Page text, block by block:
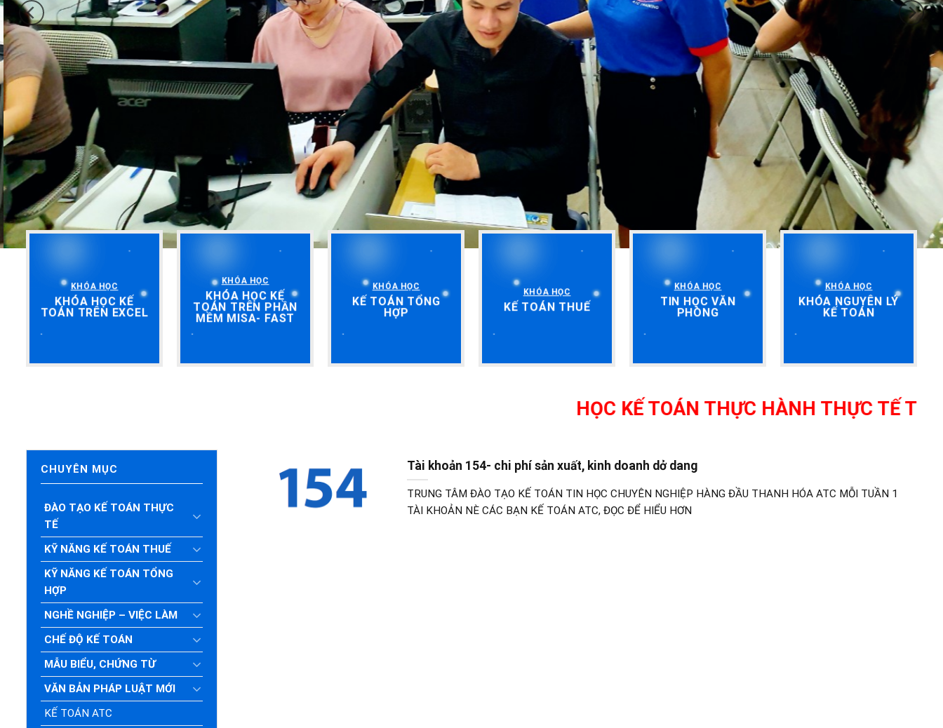
KHÓA HỌC
KHÓA HỌC KẾ
TOÁN TRÊN EXCEL
KHÓA HỌC
KHÓA HỌC KẾ
TOÁN TRÊN PHẦN
MỀM MISA- FAST
KHÓA HỌC
KẾ TOÁN TỔNG
HỢP
KHÓA HỌC
KẾ TOÁN THUẾ
KHÓA HỌC
TIN HỌC VĂN
PHÒNG
KHÓA HỌC
KHÓA NGUYÊN LÝ
KẾ TOÁN
HỌC KẾ TOÁN THỰC HÀNH THỰC TẾ TẠI
CHUYÊN MỤC
ĐÀO TẠO KẾ TOÁN THỰC
TẾ
KỸ NĂNG KẾ TOÁN THUẾ
KỸ NĂNG KẾ TOÁN TỔNG
HỢP
NGHỀ NGHIỆP – VIỆC LÀM
CHẾ ĐỘ KẾ TOÁN
MẪU BIỂU, CHỨNG TỪ
VĂN BẢN PHÁP LUẬT MỚI
KẾ TOÁN ATC
Tài khoản 154- chi phí sản xuất, kinh doanh dở dang
TRUNG TÂM ĐÀO TẠO KẾ TOÁN TIN HỌC CHUYÊN NGHIỆP HÀNG ĐẦU THANH HÓA ATC MỖI TUẦN 1
TÀI KHOẢN NÈ CÁC BẠN KẾ TOÁN ATC, ĐỌC ĐỂ HIỂU HƠN